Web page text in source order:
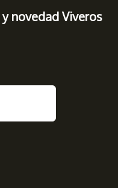
novedad Viveros